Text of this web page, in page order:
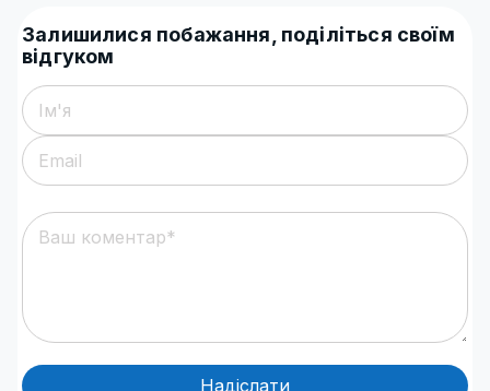
Залишилися побажання, поділіться своїм
відгуком
Надіслати